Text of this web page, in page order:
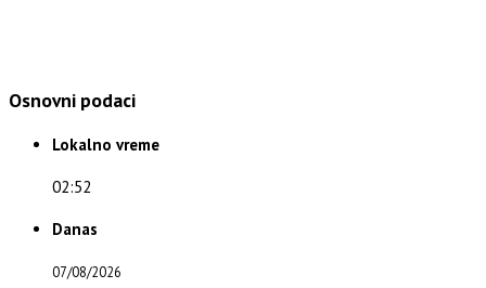
Osnovni podaci
Lokalno vreme
02:52
Danas
07/08/2026